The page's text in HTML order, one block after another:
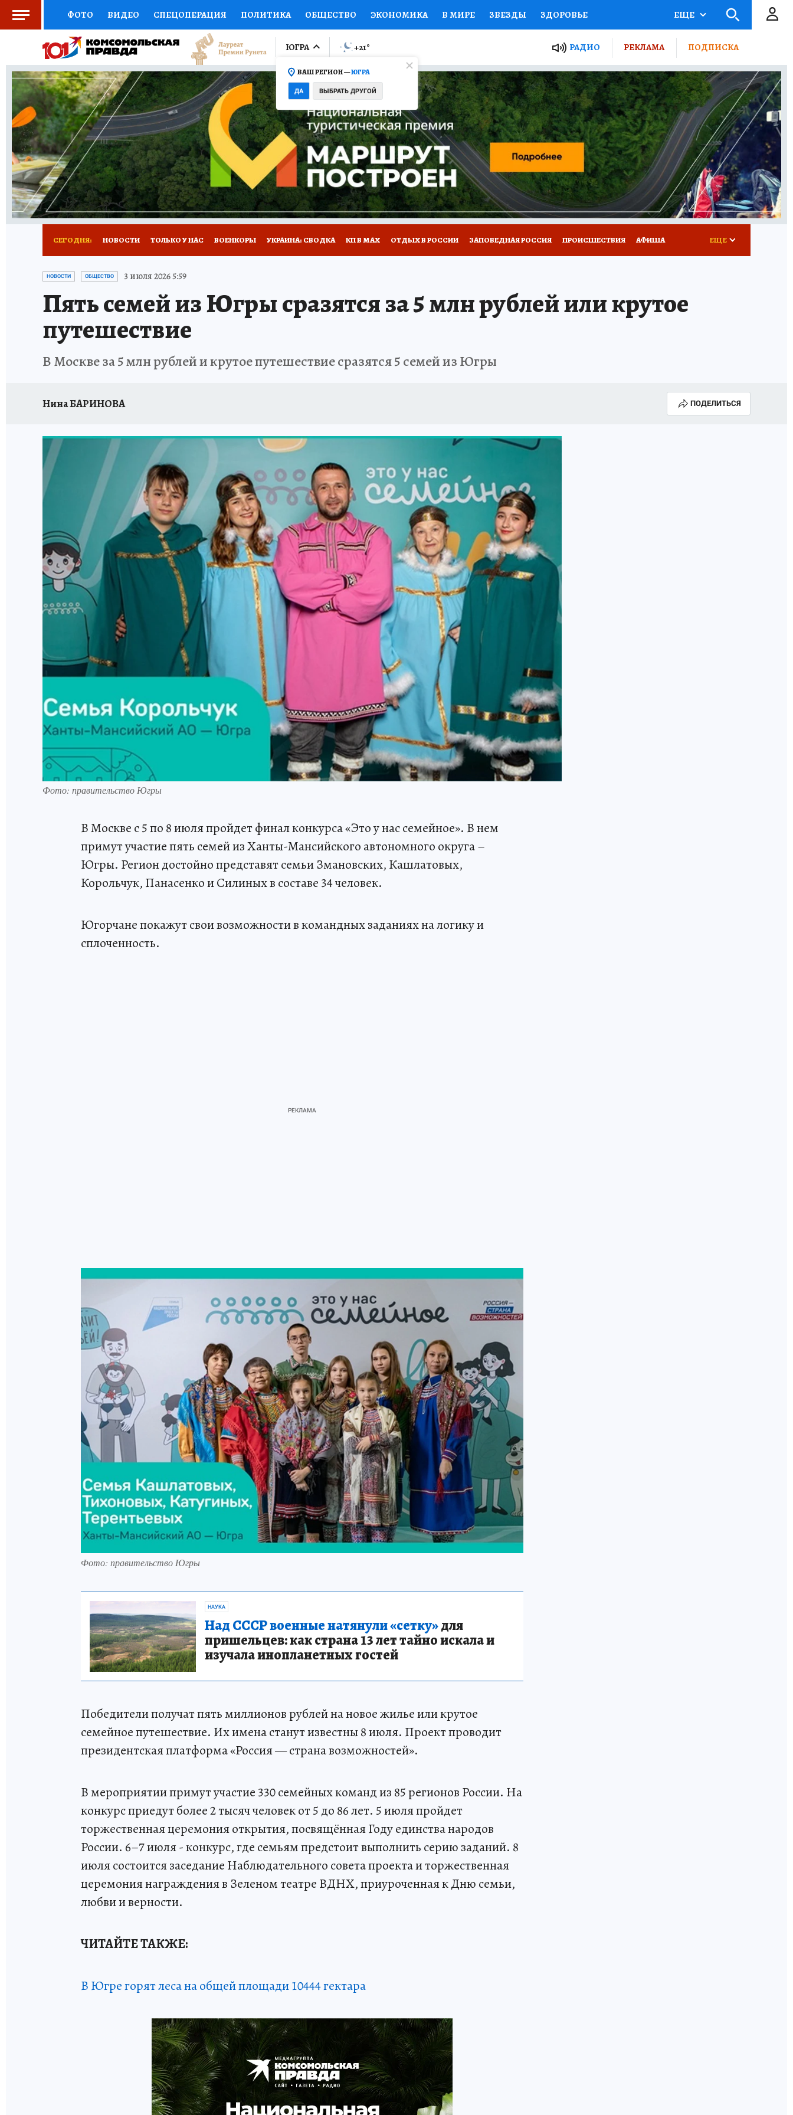
ФОТО ВИДЕО СПЕЦОПЕРАЦИЯ ПОЛИТИКА ОБЩЕСТВО ЭКОНОМИКА В МИРЕ ЗВЕЗДЫ ЗДОРОВЬЕ
СОЦПОДДЕРЖКА НАУКА СПОРТ КОЛУМНИСТЫ ПРОИСШЕСТВИЯ НАЦИОНАЛЬНЫЕ ПРОЕКТЫ РОССИИ
ВЫБОР ЭКСПЕРТОВ ДОКТОР ФИНАНСЫ ОТКРЫВАЕМ МИР СЕМЬЯ ЖЕНСКИЕ СЕКРЕТЫ ПУТЕВОДИТЕЛЬ
КНИЖНАЯ ПОЛКА ПРОГНОЗЫ НА СПОРТ ПРОМОКОДЫ СЕРИАЛЫ СПЕЦПРОЕКТЫ ДЕФИЦИТ ЖЕЛЕЗА ТУРИЗМ
ПРЕСС-ЦЕНТР НЕДВИЖИМОСТЬ ТЕЛЕВИЗОР КОЛЛЕКЦИИ КОНКУРСЫ РАБОТА У НАС ГИД ПОТРЕБИТЕЛЯ ВСЕ О КП
РАДИО КП РЕКЛАМА ТЕСТЫ НОВОЕ НА САЙТЕ
ЕЩЕ
ЮГРА
ВАШ РЕГИОН —ЮГРА
ДА ВЫБРАТЬ ДРУГОЙ
+21° РАДИО РЕКЛАМА ПОДПИСКА
СЕГОДНЯ: НОВОСТИ ТОЛЬКО У НАС ВОЕНКОРЫ УКРАИНА: СВОДКА КП В МАХ ОТДЫХ В РОССИИ ЗАПОВЕДНАЯ РОССИЯ ПРОИСШЕСТВИЯ АФИША
ИСПЫТАНО НА СЕБЕ
ЕЩЕ
НОВОСТИ ОБЩЕСТВО 3 июля 2026 5:59
Пять семей из Югры сразятся за 5 млн рублей или крутое
путешествие
В Москве за 5 млн рублей и крутое путешествие сразятся 5 семей из Югры
Нина БАРИНОВА ПОДЕЛИТЬСЯ
Фото: правительство Югры
В Москве с 5 по 8 июля пройдет финал конкурса «Это у нас семейное». В нем
примут участие пять семей из Ханты-Мансийского автономного округа –
Югры. Регион достойно представят семьи Змановских, Кашлатовых,
Корольчук, Панасенко и Силиных в составе 34 человек.
Югорчане покажут свои возможности в командных заданиях на логику и
сплоченность.
Фото: правительство Югры
НАУКА
Над СССР военные натянули «сетку»для
пришельцев: как страна 13 лет тайно искала и
изучала инопланетных гостей
Победители получат пять миллионов рублей на новое жилье или крутое
семейное путешествие. Их имена станут известны 8 июля. Проект проводит
президентская платформа «Россия — страна возможностей».
В мероприятии примут участие 330 семейных команд из 85 регионов России. На
конкурс приедут более 2 тысяч человек от 5 до 86 лет. 5 июля пройдет
торжественная церемония открытия, посвящённая Году единства народов
России. 6–7 июля - конкурс, где семьям предстоит выполнить серию заданий. 8
июля состоится заседание Наблюдательного совета проекта и торжественная
церемония награждения в Зеленом театре ВДНХ, приуроченная к Дню семьи,
любви и верности.
ЧИТАЙТЕ ТАКЖЕ:
В Югре горят леса на общей площади 10444 гектара